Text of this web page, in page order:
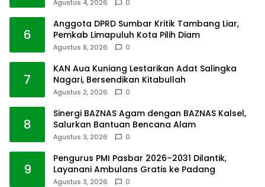
Agustus 4, 2026 0
6
Anggota DPRD Sumbar Kritik Tambang Liar,
Pemkab Limapuluh Kota Pilih Diam
Agustus 8, 2026 0
7
KAN Aua Kuniang Lestarikan Adat Salingka
Nagari, Bersendikan Kitabullah
Agustus 2, 2026 0
8
Sinergi BAZNAS Agam dengan BAZNAS Kalsel,
Salurkan Bantuan Bencana Alam
Agustus 3, 2026 0
9
Pengurus PMI Pasbar 2026–2031 Dilantik,
Layanani Ambulans Gratis ke Padang
Agustus 3, 2026 0